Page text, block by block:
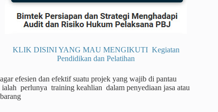
KLIK DISINI YANG MAU MENGIKUTI Kegiatan
Pendidikan dan Pelatihan
agar efesien dan efektif suatu projek yang wajib di pantau
ialah perlunya training keahlian dalam penyediaan jasa atau
barang